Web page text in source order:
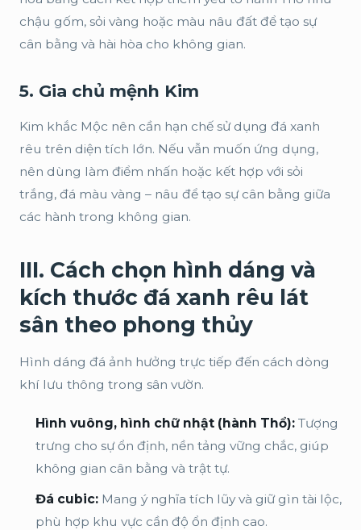
chậu gốm, sỏi vàng hoặc màu nâu đất để tạo sự
cân bằng và hài hòa cho không gian.
5. Gia chủ mệnh Kim
Kim khắc Mộc nên cần hạn chế sử dụng đá xanh
rêu trên diện tích lớn. Nếu vẫn muốn ứng dụng,
nên dùng làm điểm nhấn hoặc kết hợp với sỏi
trắng, đá màu vàng – nâu để tạo sự cân bằng giữa
các hành trong không gian.
III. Cách chọn hình dáng và
kích thước đá xanh rêu lát
sân theo phong thủy
Hình dáng đá ảnh hưởng trực tiếp đến cách dòng
khí lưu thông trong sân vườn.
Hình vuông, hình chữ nhật (hành Thổ): Tượng
trưng cho sự ổn định, nền tảng vững chắc, giúp
không gian cân bằng và trật tự.
Đá cubic: Mang ý nghĩa tích lũy và giữ gìn tài lộc,
phù hợp khu vực cần độ ổn định cao.